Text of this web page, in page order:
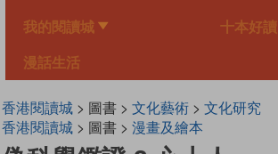
我的閱讀城 十本好讀
漫話生活
香港閱讀城> 圖書 > 文化藝術> 文化研究
香港閱讀城> 圖書 > 漫畫及繪本